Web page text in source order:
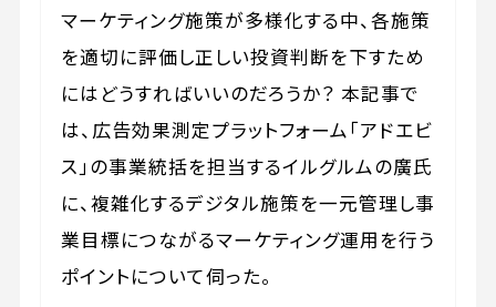
マーケティング施策が多様化する中、各施策
を適切に評価し正しい投資判断を下すため
にはどうすればいいのだろうか？ 本記事で
は、広告効果測定プラットフォーム「アドエビ
ス」の事業統括を担当するイルグルムの廣氏
に、複雑化するデジタル施策を一元管理し事
業目標につながるマーケティング運用を行う
ポイントについて伺った。